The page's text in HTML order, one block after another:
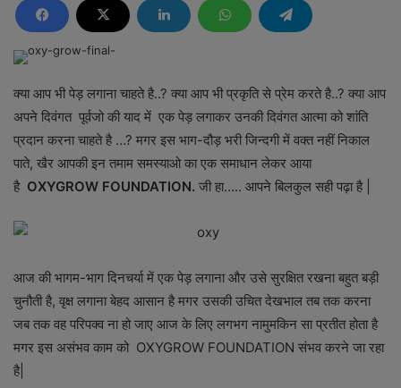
क्या आप भी पेड़ लगाना चाहते है..? क्या आप भी प्रकृति से प्रेम करते है..? क्या आप
अपने दिवंगत पूर्वजो की याद में एक पेड़ लगाकर उनकी दिवंगत आत्मा को शांति
प्रदान करना चाहते है …? मगर इस भाग-दौड़ भरी जिन्दगी में वक्त नहीं निकाल
पाते, खैर आपकी इन तमाम समस्याओ का एक समाधान लेकर आया
है OXYGROW FOUNDATION. जी हा….. आपने बिलकुल सही पढ़ा है |
आज की भागम-भाग दिनचर्या में एक पेड़ लगाना और उसे सुरक्षित रखना बहुत बड़ी
चुनौती है, वृक्ष लगाना बेहद आसान है मगर उसकी उचित देखभाल तब तक करना
जब तक वह परिपक्व ना हो जाए आज के लिए लगभग नामुमकिन सा प्रतीत होता है
मगर इस असंभव काम को OXYGROW FOUNDATION संभव करने जा रहा
है|